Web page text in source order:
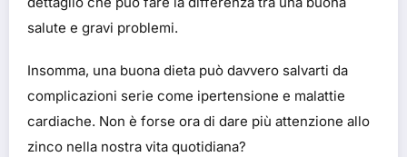
salute e gravi problemi.
Insomma, una buona dieta può davvero salvarti da
complicazioni serie come ipertensione e malattie
cardiache. Non è forse ora di dare più attenzione allo
zinco nella nostra vita quotidiana?